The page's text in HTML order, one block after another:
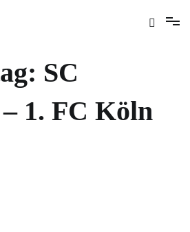
SC
1. FC Köln